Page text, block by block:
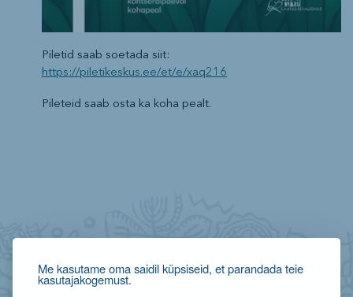
Me kasutame oma saidil küpsiseid, et parandada teie
kasutajakogemust.
Piletid saab soetada siit:
https://piletikeskus.ee/et/e/xaq216
Pileteid saab osta ka koha pealt.